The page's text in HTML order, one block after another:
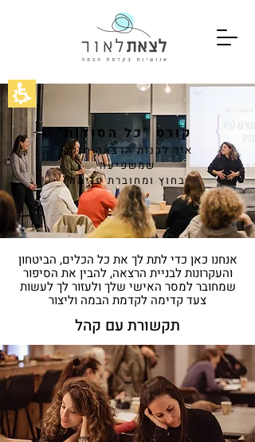
קורס "כל הסודות"
איך לבנות הרצאה חזקה
שמשפיעה
בחוץ ומחוברת פנימה
אנחנו כאן כדי לתת לך את כל הכלים, הביטחון
והעקרונות לבניית הרצאה, להבין את הסיפור
שמחובר למסר האישי שלך ולעזור לך לעשות
צעד קדימה לקדמת הבמה וליצור
תקשורת עם קהל